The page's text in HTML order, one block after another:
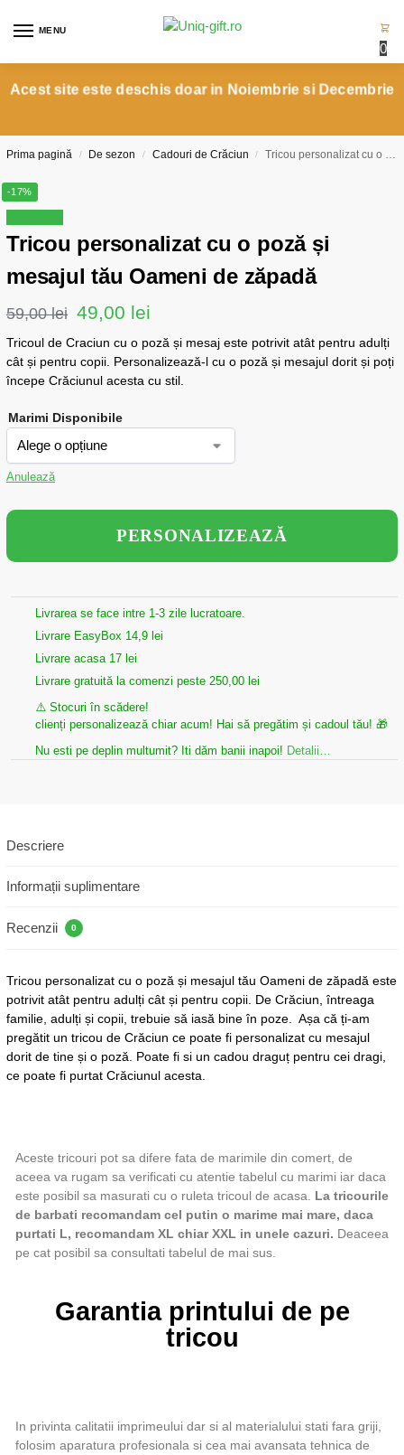
MENU
0
Acest site este deschis doar in Noiembrie si Decembrie
Prima pagină / De sezon / Cadouri de Crăciun / Tricou personalizat cu o poză și mesajul tău Oameni de zăpadă
Tricou personalizat cu o poză și
mesajul tău Oameni de zăpadă
59,00lei 49,00 lei
-17%
Tricoul de Craciun cu o poză și mesaj este potrivit atât pentru adulți
cât și pentru copii. Personalizează-l cu o poză și mesajul dorit și poți
începe Crăciunul acesta cu stil.
Marimi Disponibile
Anulează
PERSONALIZEAZĂ
Livrarea se face intre 1-3 zile lucratoare.
Livrare EasyBox 14,9 lei
Livrare acasa 17 lei
Livrare gratuită la comenzi peste 250,00 lei
⚠️ Stocuri în scădere!
clienți personalizează chiar acum! Hai să pregătim și cadoul tău! 🎁
Nu esti pe deplin multumit? Iti dăm banii inapoi! Detalii…
Descriere
Informații suplimentare
Recenzii 0
Tricou personalizat cu o poză și mesajul tău Oameni de zăpadă este
potrivit atât pentru adulți cât și pentru copii. De Crăciun, întreaga
familie, adulți și copii, trebuie să iasă bine în poze. Așa că ți-am
pregătit un tricou de Crăciun ce poate fi personalizat cu mesajul
dorit de tine și o poză. Poate fi si un cadou draguț pentru cei dragi,
ce poate fi purtat Crăciunul acesta.
Aceste tricouri pot sa difere fata de marimile din comert, de
aceea va rugam sa verificati cu atentie tabelul cu marimi iar daca
este posibil sa masurati cu o ruleta tricoul de acasa. La tricourile
de barbati recomandam cel putin o marime mai mare, daca
purtati L, recomandam XL chiar XXL in unele cazuri. Deaceea
pe cat posibil sa consultati tabelul de mai sus.
Garantia printului de pe
tricou
In privinta calitatii imprimeului dar si al materialului stati fara griji,
folosim aparatura profesionala si cea mai avansata tehnica de